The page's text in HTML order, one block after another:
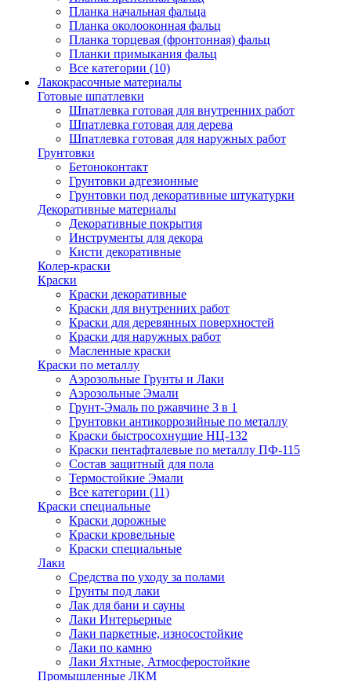
Планка начальная фальца
Планка околооконная фальц
Планка торцевая (фронтонная) фальц
Планки примыкания фальц
Все категории (10)
Лакокрасочные материалы
Готовые шпатлевки
Шпатлевка готовая для внутренних работ
Шпатлевка готовая для дерева
Шпатлевка готовая для наружных работ
Грунтовки
Бетоноконтакт
Грунтовки адгезионные
Грунтовки под декоративные штукатурки
Декоративные материалы
Декоративные покрытия
Инструменты для декора
Кисти декоративные
Колер-краски
Краски
Краски декоративные
Краски для внутренних работ
Краски для деревянных поверхностей
Краски для наружных работ
Масленные краски
Краски по металлу
Аэрозольные Грунты и Лаки
Аэрозольные Эмали
Грунт-Эмаль по ржавчине 3 в 1
Грунтовки антикоррозийные по металлу
Краски быстросохнущие НЦ-132
Краски пентафталевые по металлу ПФ-115
Состав защитный для пола
Термостойкие Эмали
Все категории (11)
Краски специальные
Краски дорожные
Краски кровельные
Краски специальные
Лаки
Cредства по уходу за полами
Грунты под лаки
Лак для бани и сауны
Лаки Интерьерные
Лаки паркетные, износостойкие
Лаки по камню
Лаки Яхтные, Атмосферостойкие
Промышленные ЛКМ